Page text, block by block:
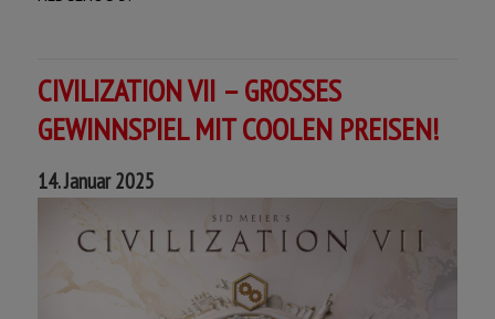
CIVILIZATION VII – GROSSES
GEWINNSPIEL MIT COOLEN PREISEN!
14. Januar 2025